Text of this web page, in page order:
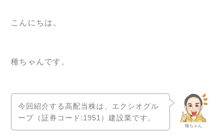
こんにちは。
種ちゃんです。
種ちゃん
今回紹介する高配当株は、エクシオグル
ープ（証券コード:1951）建設業です。